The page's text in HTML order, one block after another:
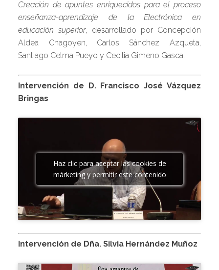
Creación de apuntes enriquecidos para el proceso
enseñanza-aprendizaje de la Electrónica en
educación superior, desarrollado por Concepción
Aldea Chagoyen, Carlos Sánchez Azqueta,
Santiago Celma Pueyo y Cecilia Gimeno Gasca.
Intervención de D. Francisco José Vázquez
Bringas
Haz clic para aceptar las cookies de
márketing y permitir este contenido
Intervención de Dña. Silvia Hernández Muñoz